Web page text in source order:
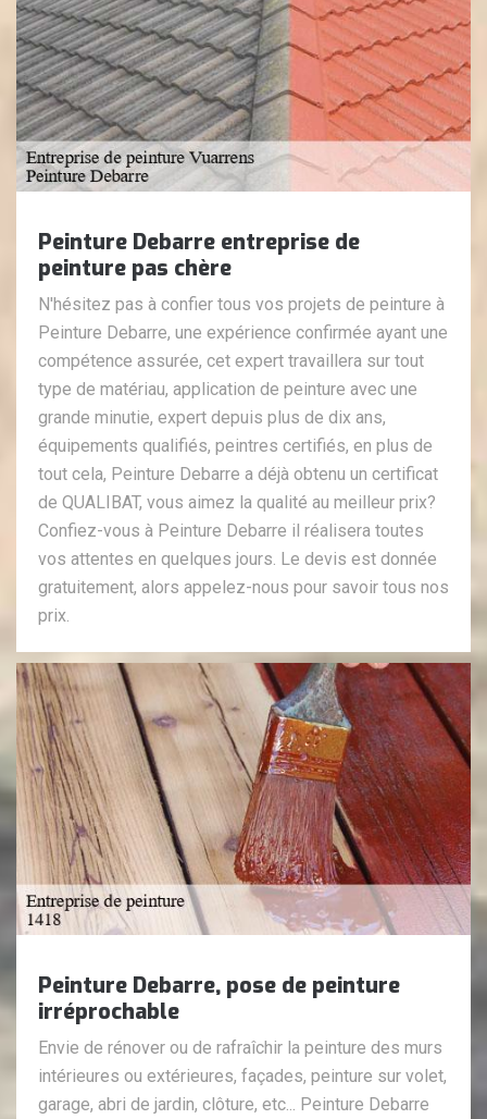
Peinture Debarre entreprise de
peinture pas chère
N'hésitez pas à confier tous vos projets de peinture à
Peinture Debarre, une expérience confirmée ayant une
compétence assurée, cet expert travaillera sur tout
type de matériau, application de peinture avec une
grande minutie, expert depuis plus de dix ans,
équipements qualifiés, peintres certifiés, en plus de
tout cela, Peinture Debarre a déjà obtenu un certificat
de QUALIBAT, vous aimez la qualité au meilleur prix?
Confiez-vous à Peinture Debarre il réalisera toutes
vos attentes en quelques jours. Le devis est donnée
gratuitement, alors appelez-nous pour savoir tous nos
prix.
Peinture Debarre, pose de peinture
irréprochable
Envie de rénover ou de rafraîchir la peinture des murs
intérieures ou extérieures, façades, peinture sur volet,
garage, abri de jardin, clôture, etc... Peinture Debarre